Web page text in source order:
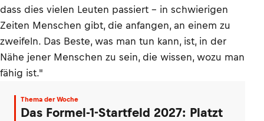
dass dies vielen Leuten passiert – in schwierigen
Zeiten Menschen gibt, die anfangen, an einem zu
zweifeln. Das Beste, was man tun kann, ist, in der
Nähe jener Menschen zu sein, die wissen, wozu man
fähig ist."
Thema der Woche
Das Formel-1-Startfeld 2027: Platzt